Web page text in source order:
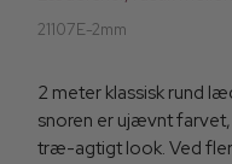
21107E-2mm
2 meter klassisk rund
snoren er ujævnt
træ-agtigt look. Ved